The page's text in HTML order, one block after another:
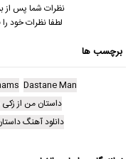
نظرات شما پس از
لطفا نظرات خود
برچسب ها
Dastane Man
داستان من از
دانلود آهنگ